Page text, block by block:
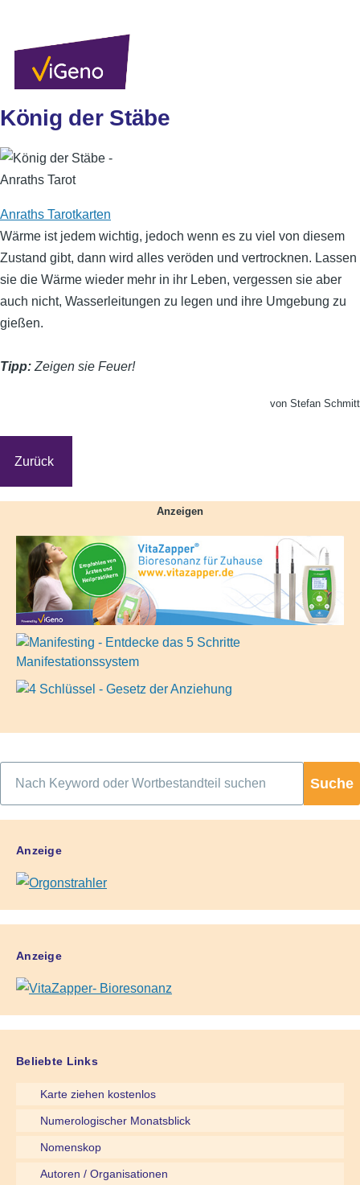
König der Stäbe
Anraths Tarotkarten
Wärme ist jedem wichtig, jedoch wenn es zu viel von diesem
Zustand gibt, dann wird alles veröden und vertrocknen. Lassen
sie die Wärme wieder mehr in ihr Leben, vergessen sie aber
auch nicht, Wasserleitungen zu legen und ihre Umgebung zu
gießen.
Tipp: Zeigen sie Feuer!
von Stefan Schmitt
Zurück
Anzeigen
Anzeige
Anzeige
Beliebte Links
Karte ziehen kostenlos
Numerologischer Monatsblick
Nomenskop
Autoren / Organisationen